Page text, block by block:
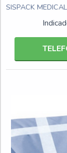
SISPACK MEDICAL